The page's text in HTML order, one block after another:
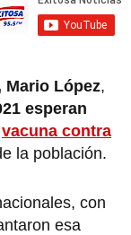
Mario López,
esperan
vacuna contra
la población.
con
esa